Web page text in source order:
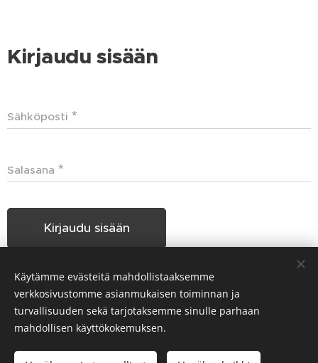
Kirjaudu sisään
Sähköposti
Salasana
Kirjaudu sisään
Unohditko salasanasi?
Hakunilan Seudun Koiraharrastajat HSKH ry
Käytämme evästeitä mahdollistaaksemme
verkkosivustomme asianmukaisen toiminnan ja
turvallisuuden sekä tarjotaksemme sinulle parhaan
mahdollisen käyttökokemuksen.